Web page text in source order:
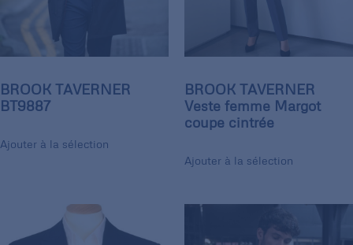
BROOK TAVERNER
BT9887
Ajouter à la sélection
BROOK TAVERNER
Veste femme Margot
coupe cintrée
Ajouter à la sélection